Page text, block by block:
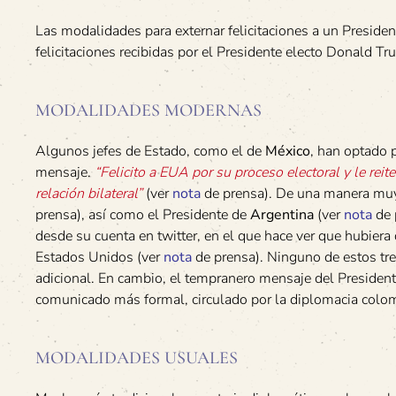
Las modalidades para externar felicitaciones a un
felicitaciones recibidas por el Presidente electo Donald
MODALIDADES MODERNAS
Algunos jefes de Estado, como el de México, han optado
mensaje. “Felicito a EUA por su proceso electoral y le
relación bilateral”(vernotade prensa). De una manera
prensa), así como el Presidente deArgentina (vernotade
desde su cuenta en twitter, en el que hace ver que
Estados Unidos (vernotade prensa). Ninguno de estos
adicional. En cambio, el tempranero mensaje del
comunicado más formal, circulado por la diplomacia
MODALIDADES USUALES